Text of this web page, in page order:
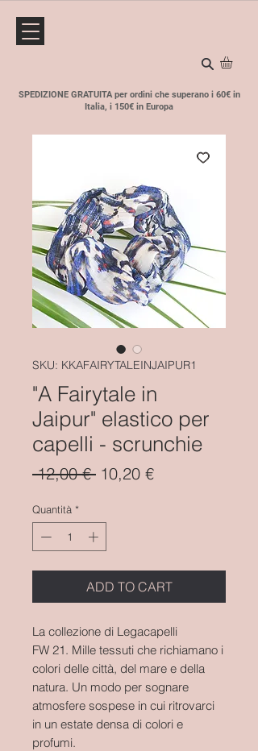
SPEDIZIONE GRATUITA per ordini che superano i 60€ in
Italia, i 150€ in Europa
SKU: KKAFAIRYTALEINJAIPUR1
"A Fairytale in
Jaipur" elastico per
capelli - scrunchie
12,00 € Prezzo
10,20 €Prezzo
Quantità *
ADD TO CART
La collezione di Legacapelli
FW 21. Mille tessuti che richiamano i
colori delle città, del mare e della
natura. Un modo per sognare
atmosfere sospese in cui ritrovarci
in un estate densa di colori e
profumi.